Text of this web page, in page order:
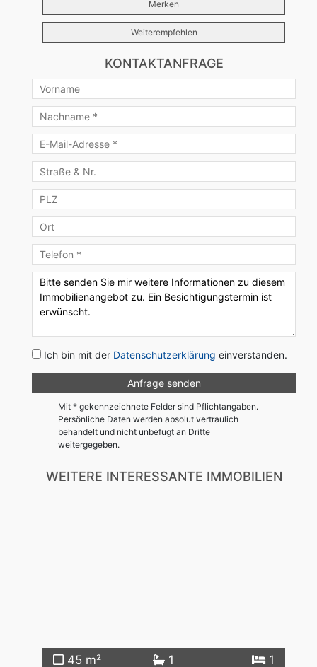
Merken
Weiterempfehlen
KONTAKTANFRAGE
Ich bin mit der Datenschutzerklärung einverstanden.
Mit * gekennzeichnete Felder sind Pflichtangaben.
Persönliche Daten werden absolut vertraulich
behandelt und nicht unbefugt an Dritte
weitergegeben.
WEITERE INTERESSANTE IMMOBILIEN
45 m² 1 1